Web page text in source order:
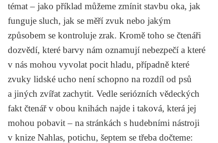
témat – jako příklad můžeme zmínit stavbu oka, jak
funguje sluch, jak se měří zvuk nebo jakým
způsobem se kontroluje zrak. Kromě toho se čtenáři
dozvědí, které barvy nám oznamují nebezpečí a které
v nás mohou vyvolat pocit hladu, případně které
zvuky lidské ucho není schopno na rozdíl od psů
a jiných zvířat zachytit. Vedle seriózních vědeckých
fakt čtenář v obou knihách najde i taková, která jej
mohou pobavit – na stránkách s hudebními nástroji
v knize Nahlas, potichu, šeptem se třeba dočteme: